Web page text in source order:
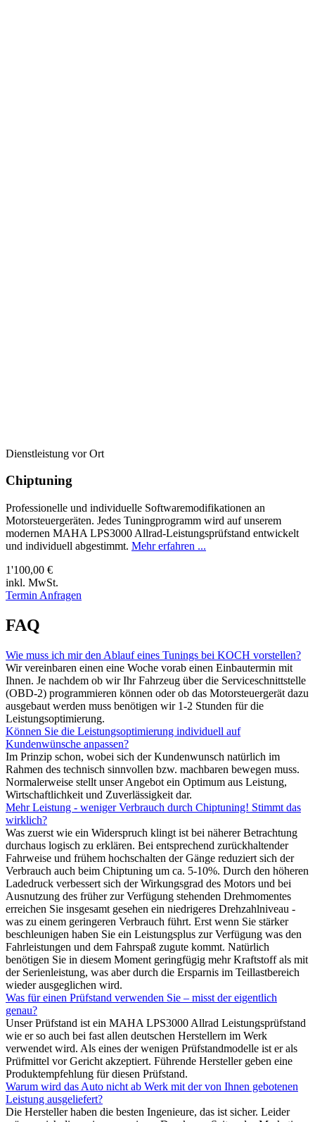
Dienstleistung vor Ort
Chiptuning
Professionelle und individuelle Softwaremodifikationen an
Motorsteuergeräten. Jedes Tuningprogramm wird auf unserem
modernen MAHA LPS3000 Allrad-Leistungsprüfstand entwickelt
und individuell abgestimmt. Mehr erfahren ...
1'100,00 €
inkl. MwSt.
Termin Anfragen
FAQ
Wie muss ich mir den Ablauf eines Tunings bei KOCH vorstellen?
Wir vereinbaren einen eine Woche vorab einen Einbautermin mit
Ihnen. Je nachdem ob wir Ihr Fahrzeug über die Serviceschnittstelle
(OBD-2) programmieren können oder ob das Motorsteuergerät dazu
ausgebaut werden muss benötigen wir 1-2 Stunden für die
Leistungsoptimierung.
Können Sie die Leistungsoptimierung individuell auf
Kundenwünsche anpassen?
Im Prinzip schon, wobei sich der Kundenwunsch natürlich im
Rahmen des technisch sinnvollen bzw. machbaren bewegen muss.
Normalerweise stellt unser Angebot ein Optimum aus Leistung,
Wirtschaftlichkeit und Zuverlässigkeit dar.
Mehr Leistung - weniger Verbrauch durch Chiptuning! Stimmt das
wirklich?
Was zuerst wie ein Widerspruch klingt ist bei näherer Betrachtung
durchaus logisch zu erklären. Bei entsprechend zurückhaltender
Fahrweise und frühem hochschalten der Gänge reduziert sich der
Verbrauch auch beim Chiptuning um ca. 5-10%. Durch den höheren
Ladedruck verbessert sich der Wirkungsgrad des Motors und bei
Ausnutzung des früher zur Verfügung stehenden Drehmomentes
erreichen Sie insgesamt gesehen ein niedrigeres Drehzahlniveau -
was zu einem geringeren Verbrauch führt. Erst wenn Sie stärker
beschleunigen haben Sie ein Leistungsplus zur Verfügung was den
Fahrleistungen und dem Fahrspaß zugute kommt. Natürlich
benötigen Sie in diesem Moment geringfügig mehr Kraftstoff als mit
der Serienleistung, was aber durch die Ersparnis im Teillastbereich
wieder ausgeglichen wird.
Was für einen Prüfstand verwenden Sie – misst der eigentlich
genau?
Unser Prüfstand ist ein MAHA LPS3000 Allrad Leistungsprüfstand
wie er so auch bei fast allen deutschen Herstellern im Werk
verwendet wird. Als eines der wenigen Prüfstandmodelle ist er als
Prüfmittel vor Gericht akzeptiert. Führende Hersteller geben eine
Produktempfehlung für diesen Prüfstand.
Warum wird das Auto nicht ab Werk mit der von Ihnen gebotenen
Leistung ausgeliefert?
Die Hersteller haben die besten Ingenieure, das ist sicher. Leider